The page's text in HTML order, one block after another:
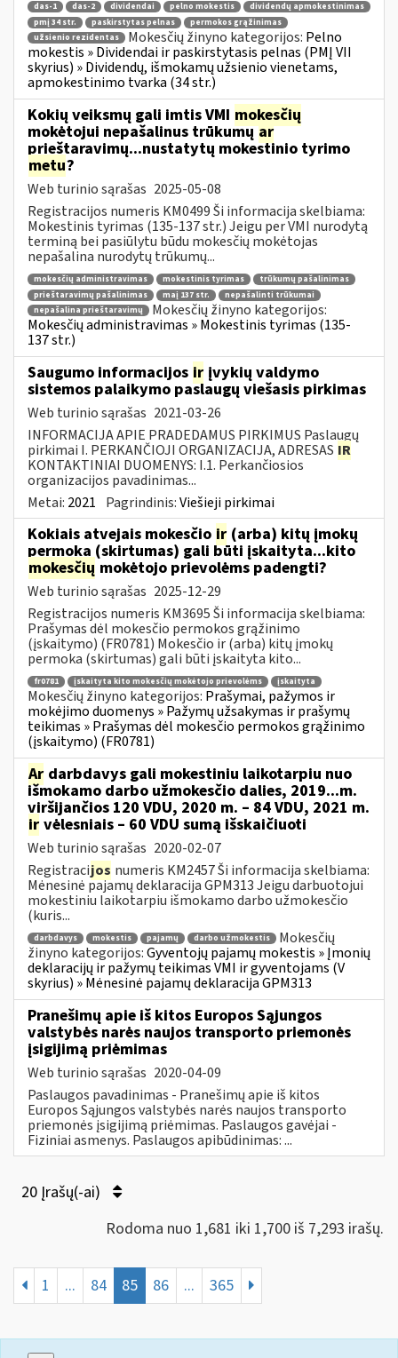
das-1 das-2 dividendai pelno mokestis
dividendų apmokestinimas
pmį 34 str.
paskirstytas pelnas
permokos grąžinimas
užsienio rezidentas
Mokesčių žinyno kategorijos: Pelno
mokestis » Dividendai ir paskirstytasis pelnas (PMĮ VII
skyrius) » Dividendų, išmokamų užsienio vienetams,
apmokestinimo tvarka (34 str.)
Kokių veiksmų gali imtis VMI mokesčių
mokėtojui nepašalinus trūkumųar
prieštaravimų...nustatytų mokestinio tyrimo
metu?
Web turinio sąrašas 2025-05-08
Registracijos numeris KM0499 Ši informacija skelbiama:
Mokestinis tyrimas (135-137 str.) Jeigu per VMI nurodytą
terminą bei pasiūlytu būdu mokesčių mokėtojas
nepašalina nurodytų trūkumų...
mokesčių administravimas mokestinis tyrimas
trūkumų pašalinimas
prieštaravimų pašalinimas
maį 137 str.
nepašalinti trūkumai
nepašalina prieštaravimų
Mokesčių žinyno kategorijos:
Mokesčių administravimas » Mokestinis tyrimas (135-
137 str.)
Saugumo informacijos ir įvykių valdymo
sistemos palaikymo paslaugų viešasis pirkimas
Web turinio sąrašas 2021-03-26
INFORMACIJA APIE PRADEDAMUS PIRKIMUS Paslaugų
pirkimai I. PERKANČIOJI ORGANIZACIJA, ADRESAS IR
KONTAKTINIAI DUOMENYS: I.1. Perkančiosios
organizacijos pavadinimas...
Metai: 2021 Pagrindinis:Viešieji pirkimai
Kokiais atvejais mokesčio ir (arba) kitų įmokų
permoka (skirtumas) gali būti įskaityta...kito
mokesčių mokėtojo prievolėms padengti?
Web turinio sąrašas 2025-12-29
Registracijos numeris KM3695 Ši informacija skelbiama:
Prašymas dėl mokesčio permokos grąžinimo
(įskaitymo) (FR0781) Mokesčio ir (arba) kitų įmokų
permoka (skirtumas) gali būti įskaityta kito...
fr0781 įskaityta kito mokesčių mokėtojo prievolėms įskaityta
Mokesčių žinyno kategorijos: Prašymai, pažymos ir
mokėjimo duomenys » Pažymų užsakymas ir prašymų
teikimas » Prašymas dėl mokesčio permokos grąžinimo
(įskaitymo) (FR0781)
Ar darbdavys gali mokestiniu laikotarpiu nuo
išmokamo darbo užmokesčio dalies, 2019...m.
viršijančios 120 VDU, 2020 m. – 84 VDU, 2021 m.
ir vėlesniais – 60 VDU sumą išskaičiuoti
Web turinio sąrašas 2020-02-07
Registracijos numeris KM2457 Ši informacija skelbiama:
Mėnesinė pajamų deklaracija GPM313 Jeigu darbuotojui
mokestiniu laikotarpiu išmokamo darbo užmokesčio
(kuris...
darbdavys mokestis pajamų darbo užmokestis
Mokesčių
žinyno kategorijos:Gyventojų pajamų mokestis » Įmonių
deklaracijų ir pažymų teikimas VMI ir gyventojams (V
skyrius) » Mėnesinė pajamų deklaracija GPM313
Pranešimų apie iš kitos Europos Sąjungos
valstybės narės naujos transporto priemonės
įsigijimą priėmimas
Web turinio sąrašas 2020-04-09
Paslaugos pavadinimas - Pranešimų apie iš kitos
Europos Sąjungos valstybės narės naujos transporto
priemonės įsigijimą priėmimas. Paslaugos gavėjai -
Fiziniai asmenys. Paslaugos apibūdinimas: ...
20 Įrašų(-ai)
Rodoma nuo 1,681 iki 1,700 iš 7,293 irašų.
1 ... 84 85 86 ... 365